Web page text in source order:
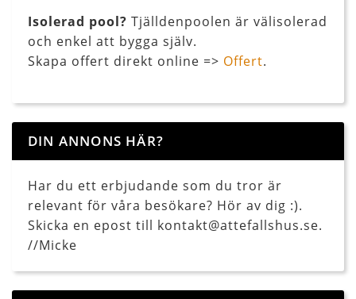
Isolerad pool? Tjälldenpoolen är välisolerad
och enkel att bygga själv.
Skapa offert direkt online => Offert.
DIN ANNONS HÄR?
Har du ett erbjudande som du tror är
relevant för våra besökare? Hör av dig :).
Skicka en epost till kontakt@attefallshus.se.
//Micke